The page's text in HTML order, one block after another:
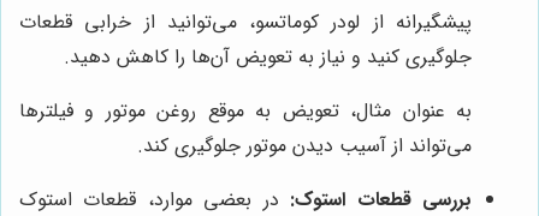
پیشگیرانه از لودر کوماتسو، می‌توانید از خرابی قطعات
جلوگیری کنید و نیاز به تعویض آن‌ها را کاهش دهید.
به عنوان مثال، تعویض به موقع روغن موتور و فیلترها
می‌تواند از آسیب دیدن موتور جلوگیری کند.
بررسی قطعات استوک: در بعضی موارد، قطعات استوک